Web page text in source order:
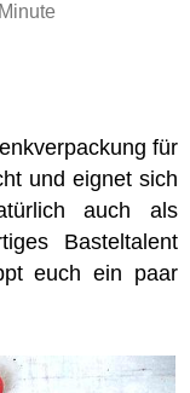
für
und eignet sich
auch als
Basteltalent
euch ein paar